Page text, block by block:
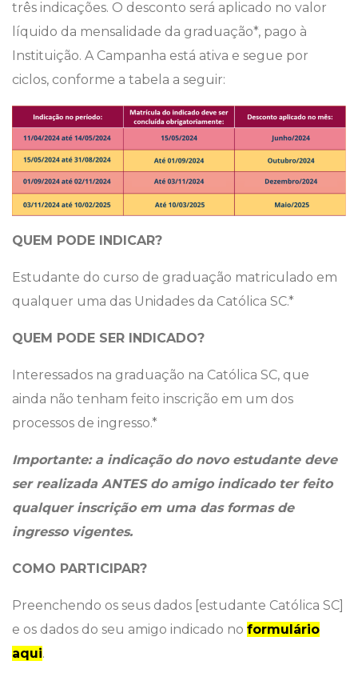
três indicações. O desconto será aplicado no valor
líquido da mensalidade da graduação*, pago à
Instituição. A Campanha está ativa e segue por
ciclos, conforme a tabela a seguir:
QUEM PODE INDICAR?
Estudante do curso de graduação matriculado em
qualquer uma das Unidades da Católica SC.*
QUEM PODE SER INDICADO?
Interessados na graduação na Católica SC, que
ainda não tenham feito inscrição em um dos
processos de ingresso.*
Importante: a indicação do novo estudante deve
ser realizada ANTES do amigo indicado ter feito
qualquer inscrição em uma das formas de
ingresso vigentes.
COMO PARTICIPAR?
Preenchendo os seus dados [estudante Católica SC]
e os dados do seu amigo indicado no formulário
aqui.